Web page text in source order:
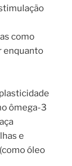
como
enquanto
ômega-3
e
óleo